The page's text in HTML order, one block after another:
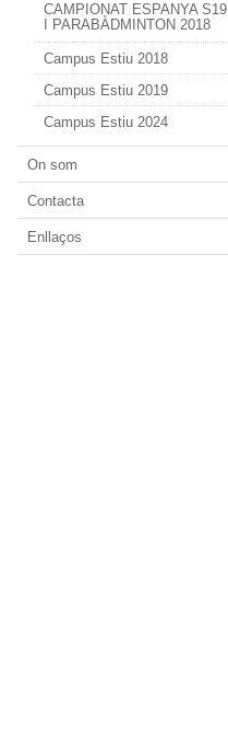
CAMPIONAT ESPANYA S19
I PARABÀDMINTON 2018
Campus Estiu 2018
Campus Estiu 2019
Campus Estiu 2024
On som
Contacta
Enllaços